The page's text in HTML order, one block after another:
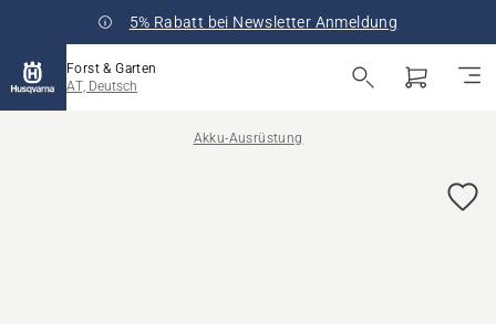
5% Rabatt bei Newsletter Anmeldung
Forst & Garten
AT, Deutsch
Akku-Ausrüstung